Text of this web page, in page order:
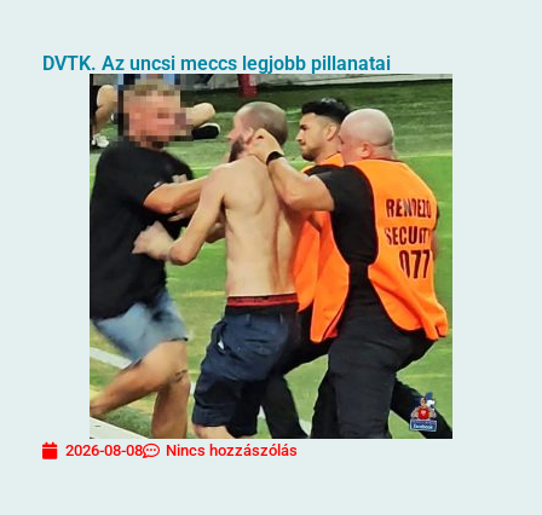
DVTK. Az uncsi meccs legjobb pillanatai
2026-08-08 Nincs hozzászólás